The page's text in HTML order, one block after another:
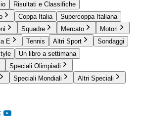
Risultati e Classifiche
Coppa Italia
Supercoppa Italiana
Squadre Mercato
Motori
E Tennis Altri Sport
Sondaggi
Un libro a settimana
Speciali Olimpiadi
Speciali Mondiali Altri Speciali